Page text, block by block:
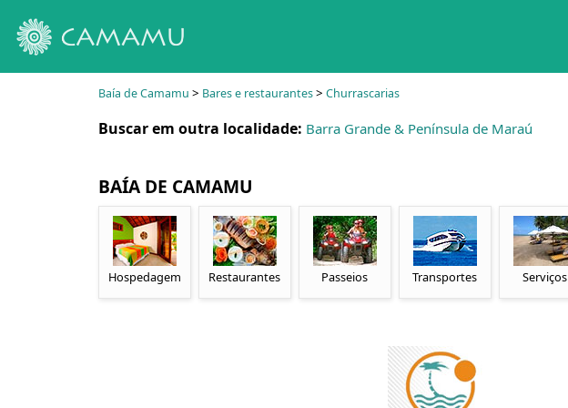
Baía de Camamu > Bares e restaurantes> Churrascarias
Buscar em outra localidade: Barra Grande & Península de Maraú
BAÍA DE CAMAMU
Hospedagem Restaurantes Passeios Transportes Serviços